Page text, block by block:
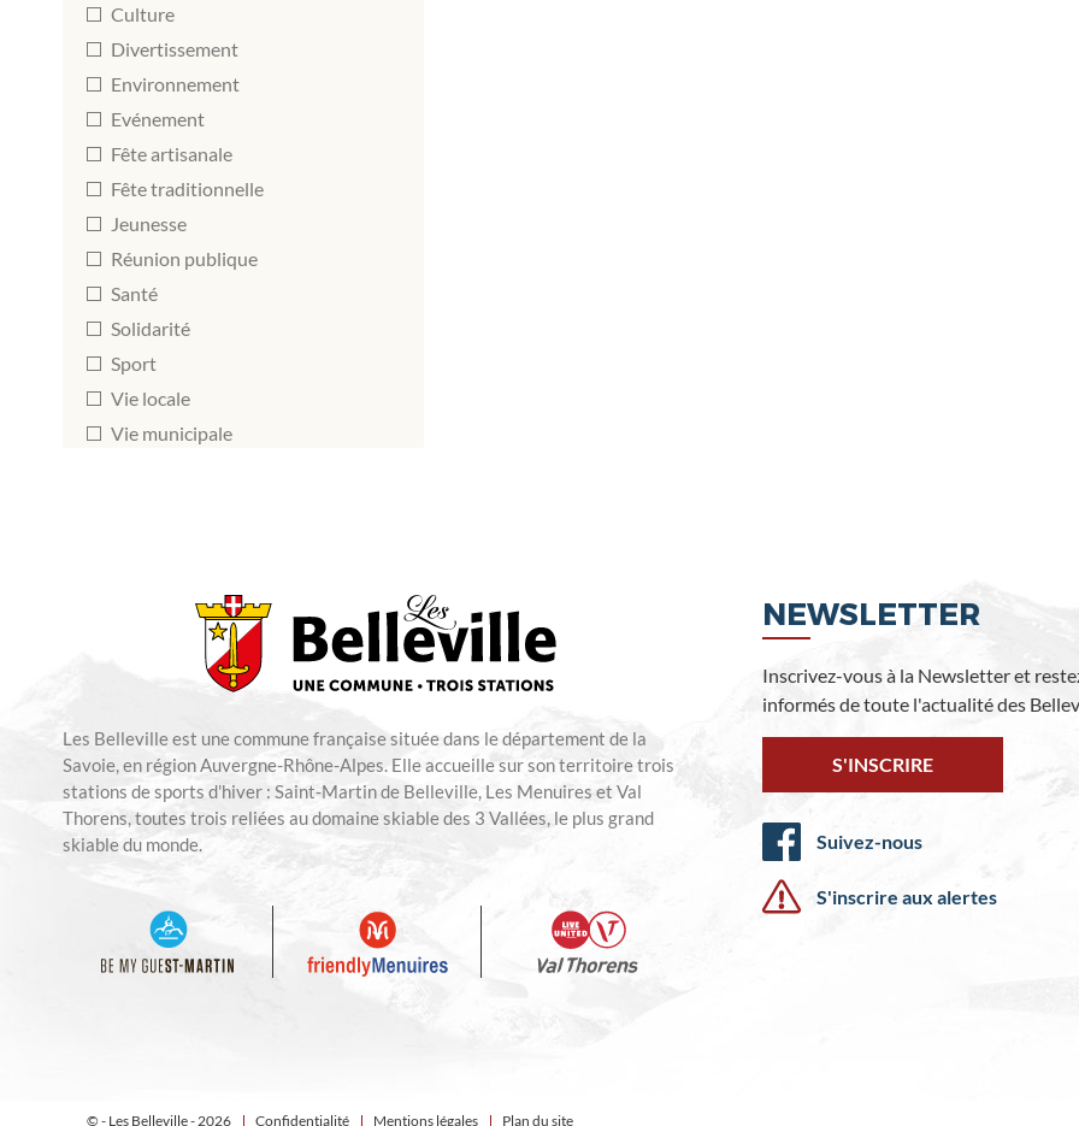
Culture
Divertissement
Environnement
Evénement
Fête artisanale
Fête traditionnelle
Jeunesse
Réunion publique
Santé
Solidarité
Sport
Vie locale
Vie municipale
Les Belleville est une commune française située dans le département de la
Savoie, en région Auvergne-Rhône-Alpes. Elle accueille sur son territoire trois
stations de sports d'hiver : Saint-Martin de Belleville, Les Menuires et Val
Thorens, toutes trois reliées au domaine skiable des 3 Vallées, le plus grand
skiable du monde.
NEWSLETTER
Inscrivez-vous à la Newsletter et
informés de toute l'actualité des
S'INSCRIRE
Suivez-nous
S'inscrire aux alertes
© - Les Belleville - 2026 Confidentialité Mentions légales Plan du site